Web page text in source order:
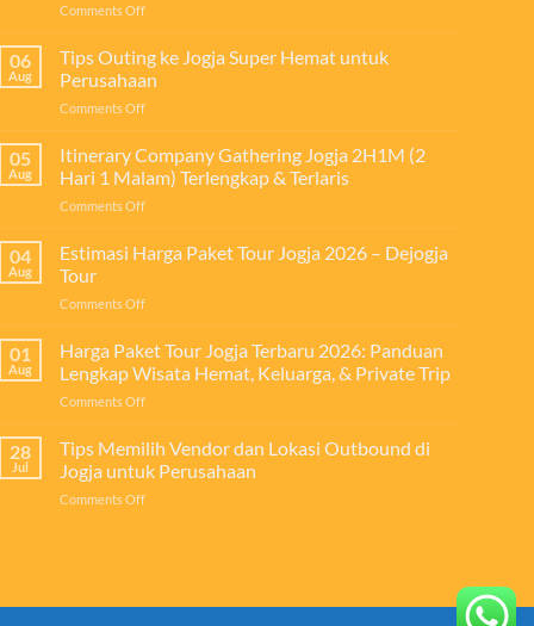
Comments Offon
Outing
bagi
Perusahaan:
Investasi
Meningkatkan
Produktivitas,
Kekompakan
Loyalitas
06
Aug
Tips Outing ke Jogja Super Hemat untuk
Perusahaan
Comments Offon
Outing
Jogja
Super
untuk
05
Aug
Itinerary Company Gathering Jogja 2H1M (2
Hari 1 Malam) Terlengkap & Terlaris
Comments Offon
Company
Gathering
2H1M
Hari
1
Terlaris
04
Aug
Estimasi Harga Paket Tour Jogja 2026 – Dejogja
Tour
Comments Offon
Harga
Tour
Jogja
–
Dejogja
01
Aug
Harga Paket Tour Jogja Terbaru 2026: Panduan
Lengkap Wisata Hemat, Keluarga, & Private Trip
Comments Offon
Paket
Jogja
Terbaru
28
Jul
Tips Memilih Vendor dan Lokasi Outbound di
Jogja untuk Perusahaan
Comments Offon